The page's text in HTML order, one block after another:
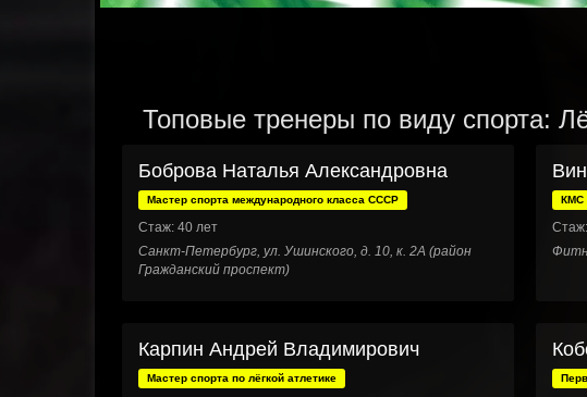
Топовые тренеры по виду спорта:
Боброва Наталья Александровна
Мастер спорта международного класса СССР
Стаж: 40 лет
Санкт-Петербург, ул. Ушинского, д. 10, к. 2А (район
Гражданский проспект)
КМС
Карпин Андрей Владимирович
Мастер спорта по лёгкой атлетике